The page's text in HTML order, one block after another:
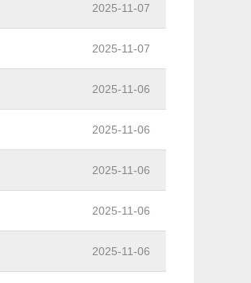
2025-11-07
2025-11-07
2025-11-06
2025-11-06
2025-11-06
2025-11-06
2025-11-06